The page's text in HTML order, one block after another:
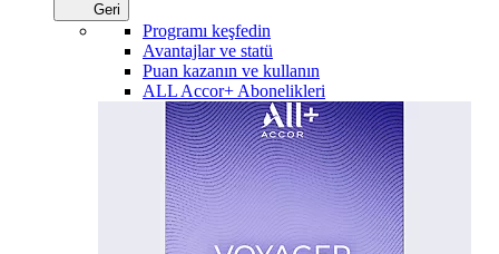
Geri
Programı keşfedin
Avantajlar ve statü
Puan kazanın ve kullanın
ALL Accor+ Abonelikleri